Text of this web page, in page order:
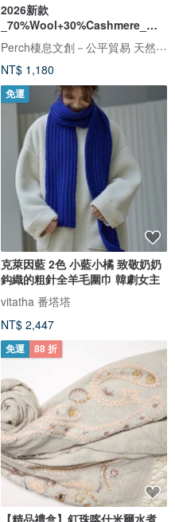
2026新款
_70%Wool+30%Cashmere_雙
色羊毛脖圍
Perch棲息文創－公平貿易 天然纖維 手工製作
NT$ 1,180
免運
克萊因藍 2色 小藍小橘 致敬奶奶
鈎織的粗針全羊毛圍巾 韓劇女主
vitatha 番塔塔
NT$ 2,447
免運 88 折